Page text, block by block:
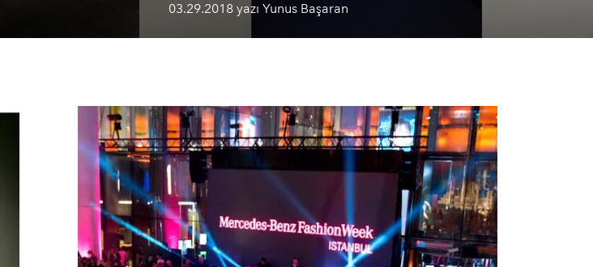
03.29.2018 yazı Yunus Başaran